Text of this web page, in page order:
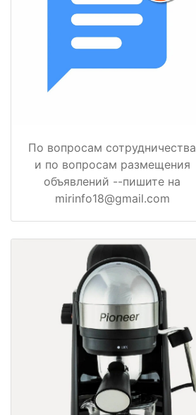
По вопросам сотрудничества
и по вопросам размещения
объявлений --пишите на
mirinfo18@gmail.com